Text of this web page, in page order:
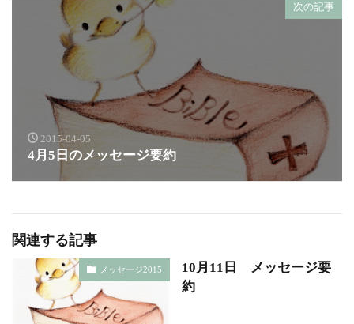
次の記事
2015-04-05
4月5日のメッセージ要約
関連する記事
メッセージ2015
10月11日 メッセージ要
約